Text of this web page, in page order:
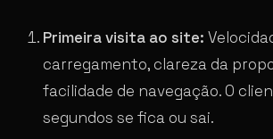
Primeira visita ao site:
carregamento, clareza da
facilidade de navegação. O
segundos se fica ou sai.